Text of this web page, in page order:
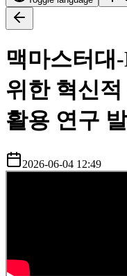
맥마스터대
위한 혁신
활용 연구
2026-06-04 12:49